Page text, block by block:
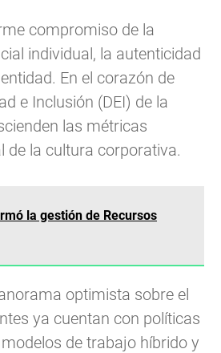
compromiso de la
individual, la autenticidad
En el corazón de
e Inclusión (DEI) de la
las métricas
de la cultura corporativa.
la gestión de Recursos
optimista sobre el
ya cuentan con políticas
de trabajo híbrido y